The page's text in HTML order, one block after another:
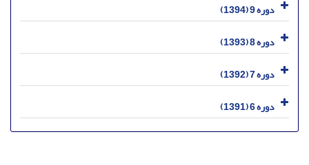
دوره 9 (1394)
دوره 8 (1393)
دوره 7 (1392)
دوره 6 (1391)